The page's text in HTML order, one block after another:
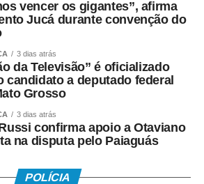
vencer os gigantes”, afirma
Jucá durante convenção do
3 dias atrás
da Televisão” é oficializado
candidato a deputado federal
Grosso
3 dias atrás
confirma apoio a Otaviano
na disputa pelo Paiaguás
POLÍCIA